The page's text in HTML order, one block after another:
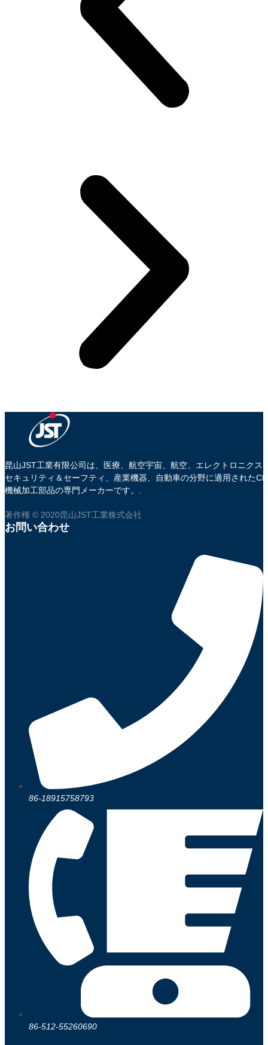
昆山JST工業有限公司は、医療、航空宇宙、航空、エレクトロニクス
セキュリティ＆セーフティ、産業機器、自動車の分野に適用された
機械加工部品の専門メーカーです。.
著作権 © 2020昆山JST工業株式会社
お問い合わせ
86-18915758793
86-512-55260690